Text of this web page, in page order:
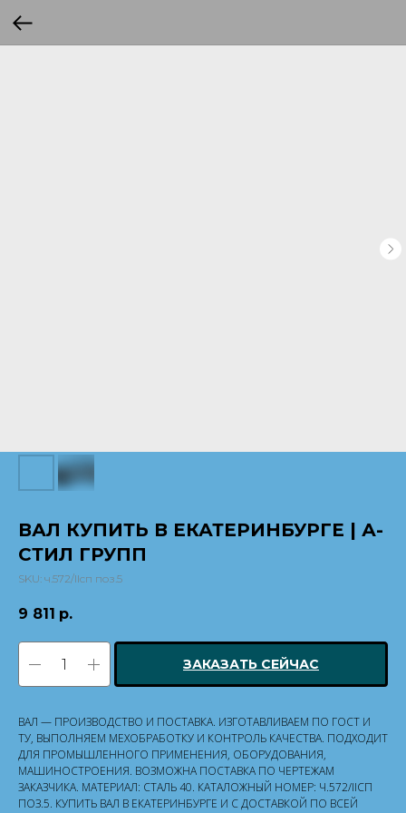
ВАЛ КУПИТЬ В ЕКАТЕРИНБУРГЕ | А-
СТИЛ ГРУПП
SKU: ч.572/IIсп поз.5
9 811 р.
ЗАКАЗАТЬ СЕЙЧАС
ВАЛ — ПРОИЗВОДСТВО И ПОСТАВКА. ИЗГОТАВЛИВАЕМ ПО ГОСТ И
ТУ, ВЫПОЛНЯЕМ МЕХОБРАБОТКУ И КОНТРОЛЬ КАЧЕСТВА. ПОДХОДИТ
ДЛЯ ПРОМЫШЛЕННОГО ПРИМЕНЕНИЯ, ОБОРУДОВАНИЯ,
МАШИНОСТРОЕНИЯ. ВОЗМОЖНА ПОСТАВКА ПО ЧЕРТЕЖАМ
ЗАКАЗЧИКА. МАТЕРИАЛ: СТАЛЬ 40. КАТАЛОЖНЫЙ НОМЕР: Ч.572/IIСП
ПОЗ.5. КУПИТЬ ВАЛ В ЕКАТЕРИНБУРГЕ И С ДОСТАВКОЙ ПО ВСЕЙ